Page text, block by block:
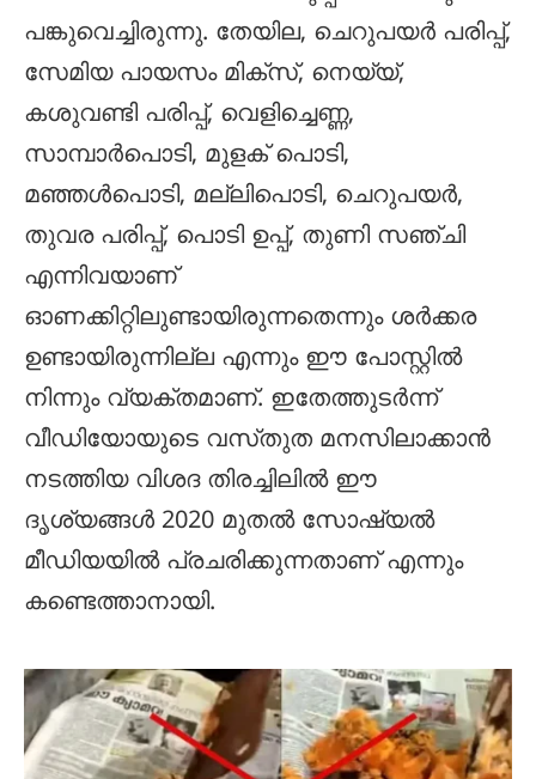
പങ്കുവെച്ചിരുന്നു. തേയില, ചെറുപയര്‍ പരിപ്പ്,
സേമിയ പായസം മിക്‌സ്, നെയ്യ്,
കശുവണ്ടി പരിപ്പ്, വെളിച്ചെണ്ണ,
സാമ്പാര്‍പൊടി, മുളക് പൊടി,
മഞ്ഞള്‍പൊടി, മല്ലിപൊടി, ചെറുപയര്‍,
തുവര പരിപ്പ്, പൊടി ഉപ്പ്, തുണി സഞ്ചി
എന്നിവയാണ്
ഓണക്കിറ്റിലുണ്ടായിരുന്നതെന്നും ശര്‍ക്കര
ഉണ്ടായിരുന്നില്ല എന്നും ഈ പോസ്റ്റിൽ
നിന്നും വ്യക്തമാണ്. ഇതേത്തുടര്‍ന്ന്
വീഡിയോയുടെ വസ്‌തുത മനസിലാക്കാന്‍
നടത്തിയ വിശദ തിരച്ചിലിൽ ഈ
ദൃശ്യങ്ങള്‍ 2020 മുതല്‍ സോഷ്യല്‍
മീഡിയയില്‍ പ്രചരിക്കുന്നതാണ് എന്നും
കണ്ടെത്താനായി.